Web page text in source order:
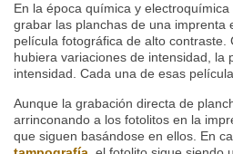
En la época química y electroquímica
grabar las planchas de una imprenta
película fotográfica de alto
hubiera variaciones de intensidad, la
intensidad. Cada una de esas
Aunque la grabación directa de
arrinconando a los fotolitos en la
que siguen basándose en ellos. En